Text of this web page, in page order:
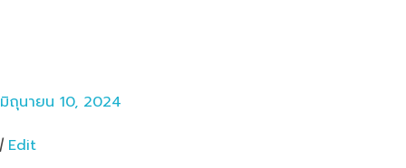
มิถุนายน 10, 2024
| Edit